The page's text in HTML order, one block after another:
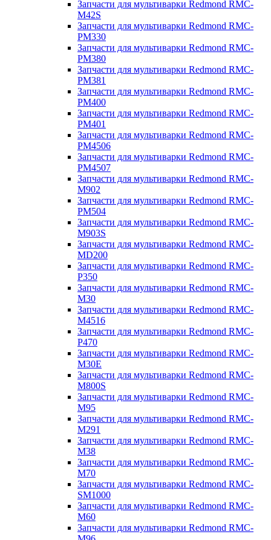
Запчасти для мультиварки Redmond RMC-
M42S
Запчасти для мультиварки Redmond RMC-
PM330
Запчасти для мультиварки Redmond RMC-
PM380
Запчасти для мультиварки Redmond RMC-
PM381
Запчасти для мультиварки Redmond RMC-
PM400
Запчасти для мультиварки Redmond RMC-
PM401
Запчасти для мультиварки Redmond RMC-
PM4506
Запчасти для мультиварки Redmond RMC-
PM4507
Запчасти для мультиварки Redmond RMC-
M902
Запчасти для мультиварки Redmond RMC-
PM504
Запчасти для мультиварки Redmond RMC-
M903S
Запчасти для мультиварки Redmond RMC-
MD200
Запчасти для мультиварки Redmond RMC-
P350
Запчасти для мультиварки Redmond RMC-
M30
Запчасти для мультиварки Redmond RMC-
M4516
Запчасти для мультиварки Redmond RMC-
P470
Запчасти для мультиварки Redmond RMC-
M30E
Запчасти для мультиварки Redmond RMC-
M800S
Запчасти для мультиварки Redmond RMC-
M95
Запчасти для мультиварки Redmond RMC-
M291
Запчасти для мультиварки Redmond RMC-
M38
Запчасти для мультиварки Redmond RMC-
M70
Запчасти для мультиварки Redmond RMC-
SM1000
Запчасти для мультиварки Redmond RMC-
M60
Запчасти для мультиварки Redmond RMC-